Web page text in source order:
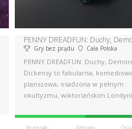
Gry bez prądu Cała Polska
PENNY DREADFUN: Duchy,
Dickensy to fabularna,
planszowa, osadzona w pełnym
okultyzmu, wiktoriańskim